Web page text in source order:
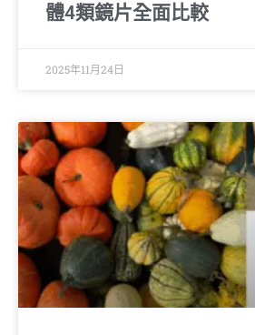
體4類鏡片全面比較
2025年11月24日